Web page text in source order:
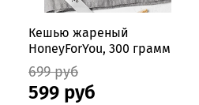
Кешью жареный
HoneyForYou, 300 грамм
699 руб
599 руб